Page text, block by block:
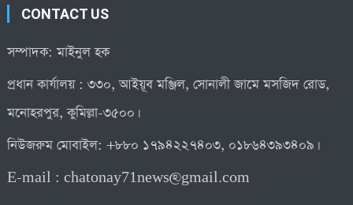
CONTACT US
সম্পাদক: মাইনুল হক
প্রধান কার্যালয় : ৩৩০, আইয়ূব মঞ্জিল, সোনালী জামে মসজিদ রোড,
মনোহরপুর, কুমিল্লা-৩৫০০।
নিউজরুম মোবাইল: +৮৮০ ১৭৯৪২২৭৪০৩, ০১৮৬৪৩৯৩৪০৯।
E-mail :chatonay71news@gmail.com